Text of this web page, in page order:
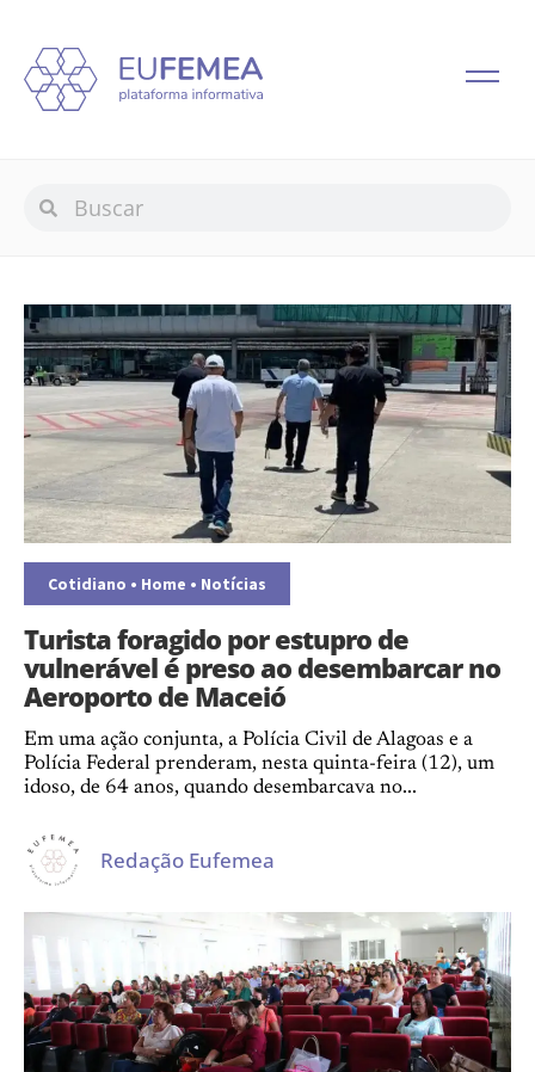
Cotidiano • Home • Notícias
Turista foragido por estupro de
vulnerável é preso ao desembarcar no
Aeroporto de Maceió
Em uma ação conjunta, a Polícia Civil de Alagoas e a
Polícia Federal prenderam, nesta quinta-feira (12), um
idoso, de 64 anos, quando desembarcava no...
Redação Eufemea